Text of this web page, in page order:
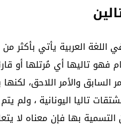
العربية يأتي بأكثر
فهو تاليها أي مُرتلها أو
السابق والأمر اللاحق،
تاليا اليونانية ، ولم
التسمية بها فإن معناه لا